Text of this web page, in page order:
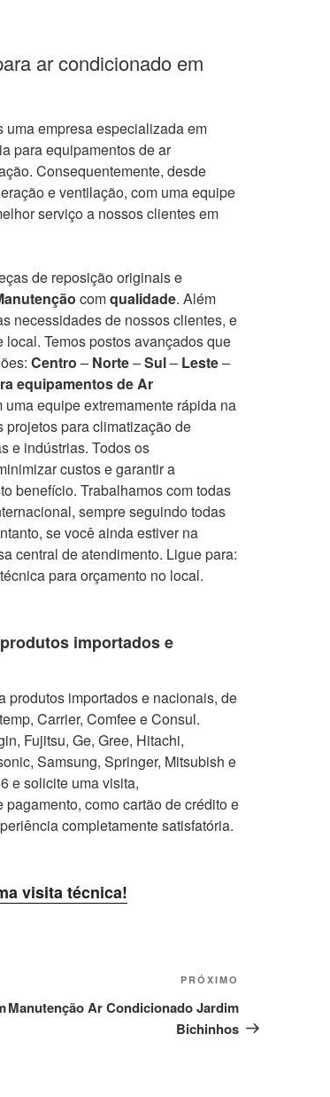
ar condicionado em
uma empresa especializada em
para equipamentos de ar
Consequentemente, desde
e ventilação, com uma equipe
serviço a nossos clientes em
de reposição originais e
comqualidade. Além
necessidades de nossos clientes, e
Temos postos avançados que
Centro – Norte–Sul– Leste–
equipamentos de Ar
uma equipe extremamente rápida na
para climatização de
e indústrias. Todos os
custos e garantir a
benefício. Trabalhamos com todas
sempre seguindo todas
se você ainda estiver na
central de atendimento. Ligue para:
para orçamento no local.
importados e
produtos importados e nacionais, de
Carrier, Comfee e Consul.
Fujitsu, Ge, Gree, Hitachi,
Samsung, Springer, Mitsubish e
e solicite uma visita,
como cartão de crédito e
completamente satisfatória.
visita técnica!
post
PRÓXIMO
Manutenção Ar Condicionado Jardim
Bichinhos